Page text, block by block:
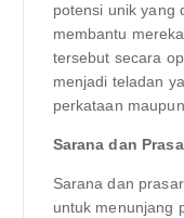
potensi unik yang
membantu
tersebut secara
menjadi teladan
perkataan
Sarana dan
Sarana dan
untuk menunjang